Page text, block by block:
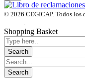
© 2026 CEGICAP. Todos los
.
Shopping Basket